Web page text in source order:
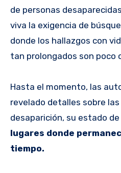
de personas
viva la exigencia de
donde los hallazgos con
tan prolongados son poco
Hasta el momento, las
revelado detalles sobre
desaparición, su estado
lugares donde
tiempo.